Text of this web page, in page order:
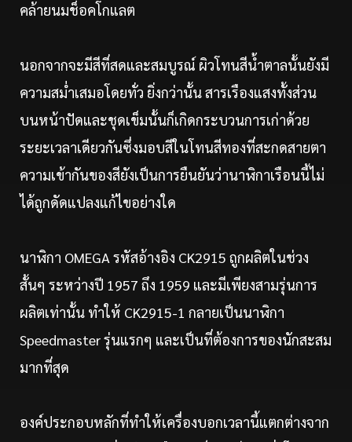
คล้ายนมช็อคโกแลต
นอกจากจะมีสีที่สดและสมบูรณ์ ผิวโทนสีน้ำตาลนั้นยังมี
ความสม่ำเสมอโดยทั่ว ยิ่งกว่านั้น สารเรืองแสงทั้งส่วน
บนหน้าปัดและชุดเข็มนั้นก็เกิดกระบวนการเก่าด้วย
ระยะเวลาเดียวกันซึ่งมอบสีในโทนสีทองที่สะกดสายตา
ความเข้ากันของสียังเป็นการยืนยันว่านาฬิกาเรือนนี้ไม่
ได้ถูกดัดแปลงแก้ไขอย่างใด
นาฬิกา OMEGA รหัสอ้างอิง CK2915 ถูกผลิตในช่วง
สั้นๆ ระหว่างปี 1957 ถึง 1959 และมีเพียงสามรุ่นการ
ผลิตเท่านั้น ทำให้ CK2915-1 กลายเป็นนาฬิกา
Speedmaster รุ่นแรกๆ และเป็นที่ต้องการของนักสะสม
มากที่สุด
องค์ประกอบหลักที่ทำให้เครื่องบอกเวลานี้แตกต่างจาก